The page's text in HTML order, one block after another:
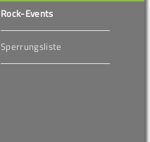
Rock-Events
Sperrungsliste